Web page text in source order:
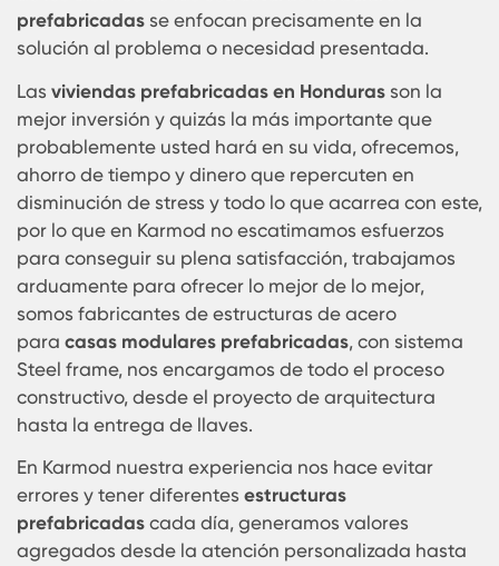
nuestros clientes, captamos las inquietudes,
necesidades y lo asumimos como una tarea que
experiencia de nuestro equipo de trabajo, para
ofrecer soluciones contrastadas y muy actuales,
creando un valor añadido muy alto tanto a nivel
funcional de diseño y sin lugar a dudas la
y confort para nuestros clientes, las
de los diseños de lasestructuras modulares
prefabricadasse enfocan precisamente en la
solución al problema o necesidad presentada.
Lasviviendas prefabricadas en Hondurasson la
mejor inversión y quizás la más importante que
probablemente usted hará en su vida,
ahorro de tiempo y dinero que repercuten en
disminución de stress y todo lo que acarrea con
por lo que en Karmod no escatimamos esfuerzos
para conseguir su plena satisfacción,